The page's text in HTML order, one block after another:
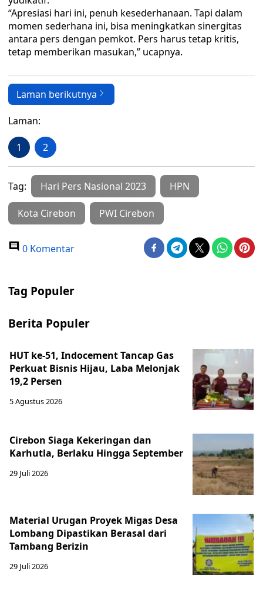
“Apresiasi hari ini, penuh kesederhanaan. Tapi dalam
momen sederhana ini, bisa meningkatkan sinergitas
antara pers dengan pemkot. Pers harus tetap kritis,
tetap memberikan masukan,” ucapnya.
Laman berikutnya
Laman:
1 2
Tag: Hari Pers Nasional 2023 HPN
Kota Cirebon PWI Cirebon
0 Komentar
Tag Populer
Berita Populer
HUT ke-51, Indocement Tancap Gas
Perkuat Bisnis Hijau, Laba Melonjak
19,2 Persen
5 Agustus 2026
Cirebon Siaga Kekeringan dan
Karhutla, Berlaku Hingga September
29 Juli 2026
Material Urugan Proyek Migas Desa
Lombang Dipastikan Berasal dari
Tambang Berizin
29 Juli 2026